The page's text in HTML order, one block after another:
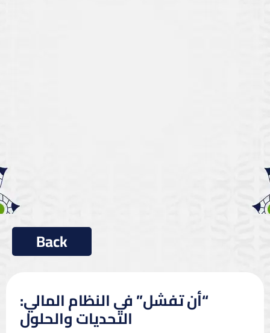
“أن تفشل” في النظام المالي:
التحديات والحلول